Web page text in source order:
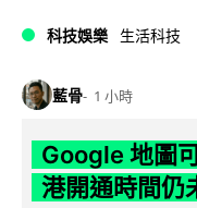
科技娛樂 生活科技
藍骨 1 小時
Google 地圖
港開通時間仍